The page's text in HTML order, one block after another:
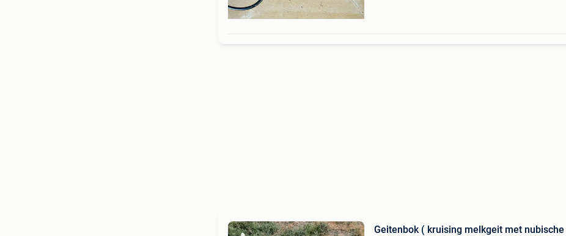
Geitenbok ( kruising melkgeit met nubische